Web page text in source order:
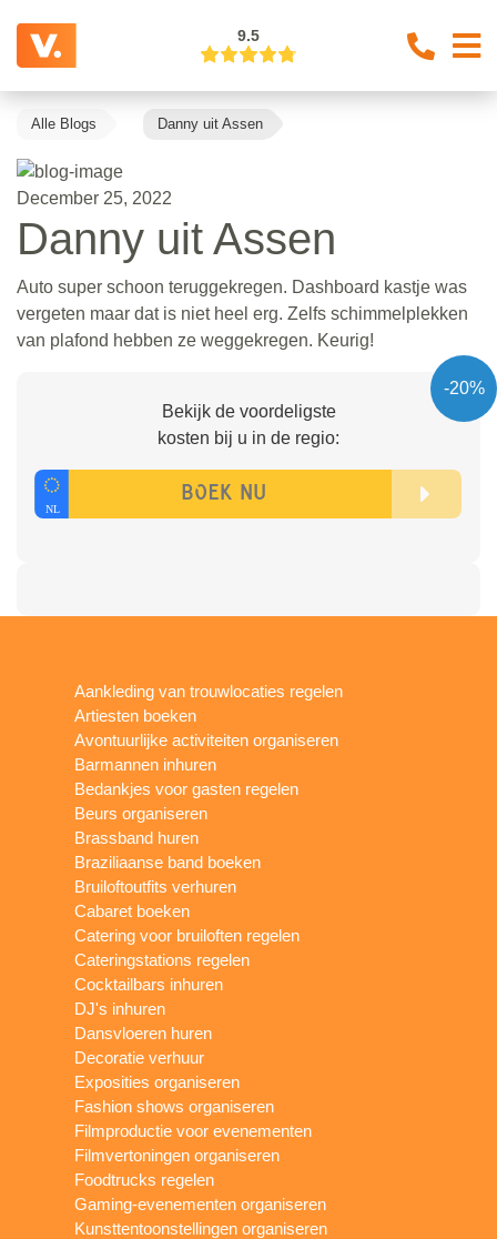
9.5
Alle Blogs Danny uit Assen
December 25, 2022
Danny uit Assen
Auto super schoon teruggekregen. Dashboard kastje was
vergeten maar dat is niet heel erg. Zelfs schimmelplekken
van plafond hebben ze weggekregen. Keurig!
-20%
Bekijk de voordeligste
kosten bij u in de regio:
Aankleding van trouwlocaties regelen
Artiesten boeken
Avontuurlijke activiteiten organiseren
Barmannen inhuren
Bedankjes voor gasten regelen
Beurs organiseren
Brassband huren
Braziliaanse band boeken
Bruiloftoutfits verhuren
Cabaret boeken
Catering voor bruiloften regelen
Cateringstations regelen
Cocktailbars inhuren
DJ's inhuren
Dansvloeren huren
Decoratie verhuur
Exposities organiseren
Fashion shows organiseren
Filmproductie voor evenementen
Filmvertoningen organiseren
Foodtrucks regelen
Gaming-evenementen organiseren
Kunsttentoonstellingen organiseren